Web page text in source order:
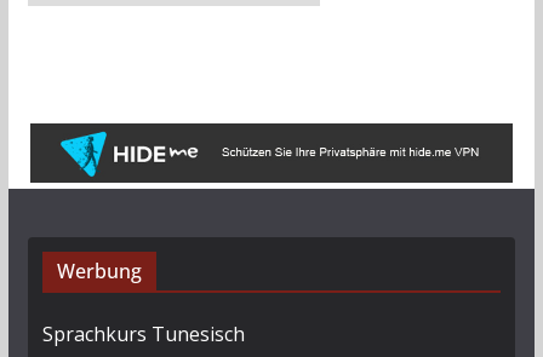
r
Werbung
Sprachkurs Tunesisch